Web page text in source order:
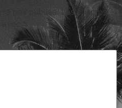
pas publiée. Les champs
avec*